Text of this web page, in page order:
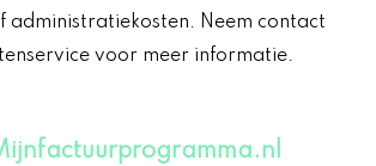
administratiekosten. Neem contact
voor meer informatie.